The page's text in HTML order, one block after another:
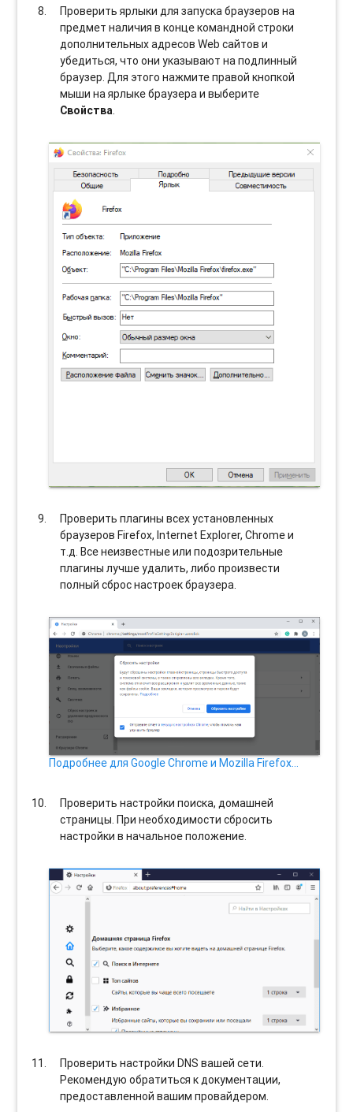
Проверить ярлыки для запуска браузеров на
предмет наличия в конце командной строки
дополнительных адресов Web сайтов и
убедиться, что они указывают на подлинный
браузер. Для этого нажмите правой кнопкой
мыши на ярлыке браузера и выберите
Свойства.
Проверить плагины всех установленных
браузеров Firefox, Internet Explorer, Chrome и
т.д. Все неизвестные или подозрительные
плагины лучше удалить, либо произвести
полный сброс настроек браузера.
Подробнее для Google Chrome и Mozilla Firefox…
Проверить настройки поиска, домашней
страницы. При необходимости сбросить
настройки в начальное положение.
Проверить настройки DNS вашей сети.
Рекомендую обратиться к документации,
предоставленной вашим провайдером.